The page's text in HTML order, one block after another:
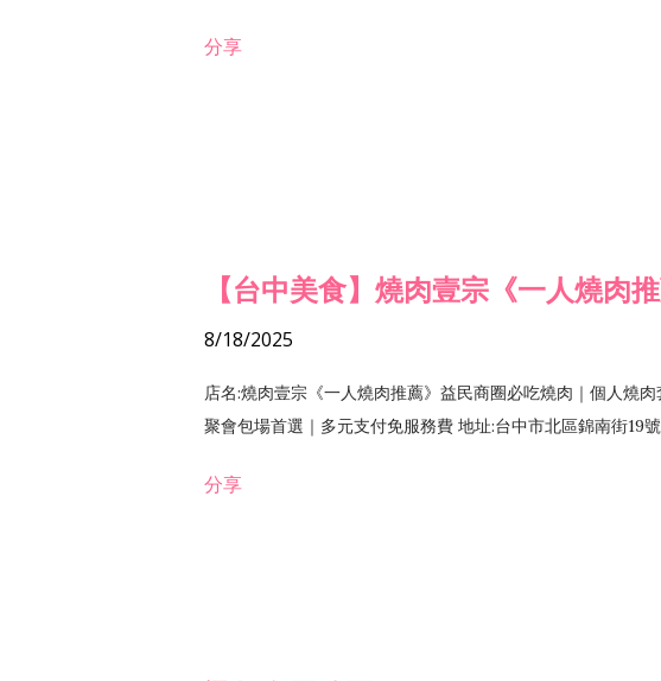
分享
【台中美食】燒肉壹宗《一人燒肉
8/18/2025
店名:燒肉壹宗《一人燒肉推薦》益民商圈必吃燒肉｜個人燒
聚會包場首選｜多元支付免服務費 地址:台中市北區錦南街19
分享